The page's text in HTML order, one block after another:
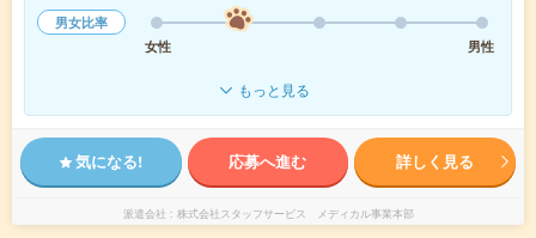
男女比率
女性
男性
もっと見る
気になる! 応募へ進む 詳しく見る
派遣会社 株式会社スタッフサービス メディカル事業本部